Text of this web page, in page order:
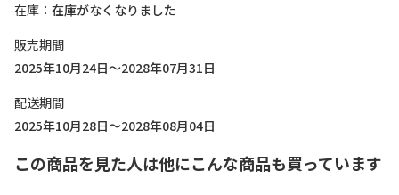
在庫
在庫がなくなりました
販売期間
2025年10月24日～2028年07月31日
配送期間
2025年10月28日～2028年08月04日
この商品を見た人は他にこんな商品も買っています